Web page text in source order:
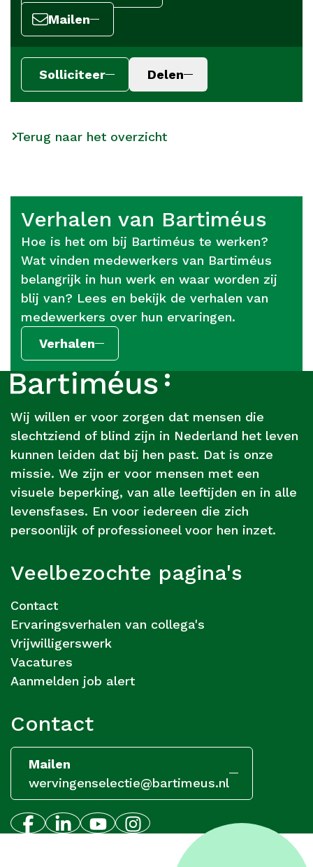
Mailen
Solliciteer Delen
Terug naar het overzicht
Verhalen van Bartiméus
Hoe is het om bij Bartiméus te werken?
Wat vinden medewerkers van Bartiméus
belangrijk in hun werk en waar worden zij
blij van? Lees en bekijk de verhalen van
medewerkers over hun ervaringen.
Verhalen
Footer
Over
Bartiméus
Wij willen er voor zorgen dat mensen die
slechtziend of blind zijn in Nederland het leven
kunnen leiden dat bij hen past. Dat is onze
missie. We zijn er voor mensen met een
visuele beperking, van alle leeftijden en in alle
levensfases. En voor iedereen die zich
persoonlijk of professioneel voor hen inzet.
Veelbezochte pagina's
Contact
Ervaringsverhalen van collega's
Vrijwilligerswerk
Vacatures
Aanmelden job alert
Contact
Mailen
wervingenselectie@bartimeus.nl